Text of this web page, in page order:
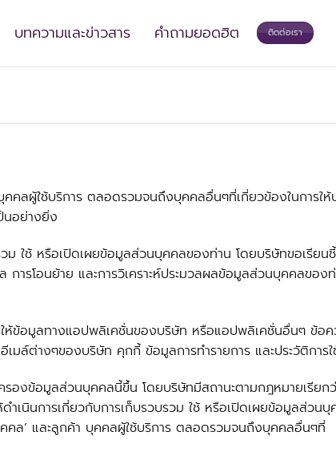
บทความและข่าวสาร คำถามยอดฮิต ติดต่อเรา
ลผู้ใช้บริการ ตลอดรวมจนถึงบุคคลอื่นๆที่เกี่ยวข้องในการให้
นอย่างยิ่ง
ใช้ หรือเปิดเผยข้อมูลส่วนบุคคลของท่าน โดยบริษัทขอเรียน
ารโอนย้าย และการวิเคราะห์ประมวลผลข้อมูลส่วนบุคคลของ
ห้ข้อมูลทางแอปพลิเคชั่นของบริษัท หรือแอปพลิเคชั่นอื่นๆ ข้อค
ล์ต่างๆของบริษัท คุกกี้ ข้อมูลการทำรายการ และประวัติการใ
งข้อมูลส่วนบุคคลนี้ขึ้น โดยบริษัทมีสถานะตามกฎหมายเรียกว่
เนินการเกี่ยวกับการเก็บรวบรวม ใช้ หรือเปิดเผยข้อมูลส่วนบุ
คล’ และลูกค้า บุคคลผู้ใช้บริการ ตลอดรวมจนถึงบุคคลอื่นๆที่